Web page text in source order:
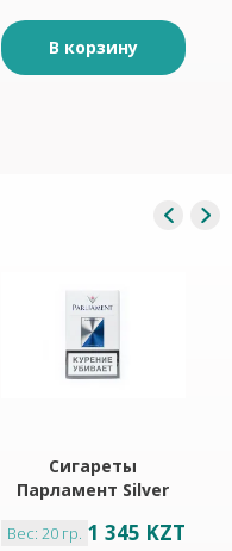
В корзину
Сигареты
Парламент Silver
Вес: 20 гр. 1 345 KZT